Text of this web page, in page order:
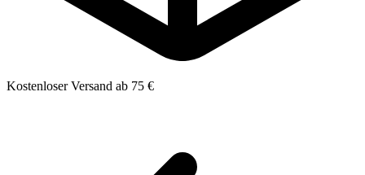
Kostenloser Versand ab 75 €